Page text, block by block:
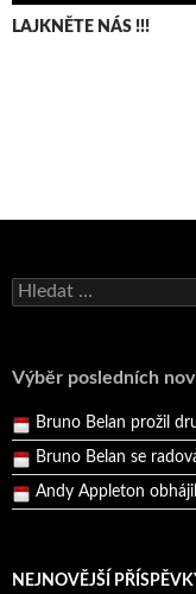
LAJKNĚTE NÁS !!!
Vyhledávání
Výběr posledních
Andy Appleton
Pražský přebor
Bruno Belan se
Andy Appleton
Reprezentační
NEJNOVĚJŠÍ